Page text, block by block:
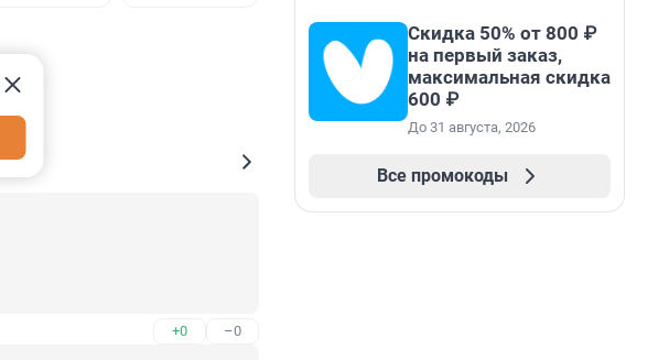
+0 –0
Скидка 50% от 800 ₽
на первый заказ,
максимальная скидка
600 ₽
До 31 августа, 2026
Все промокоды